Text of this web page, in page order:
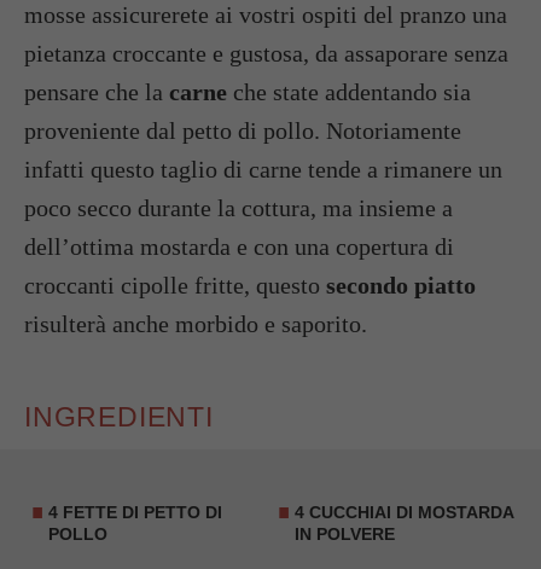
mosse assicurerete ai vostri ospiti del pranzo una
pietanza croccante e gustosa, da assaporare senza
pensare che la carne che state addentando sia
proveniente dal petto di pollo. Notoriamente
infatti questo taglio di carne tende a rimanere un
poco secco durante la cottura, ma insieme a
dell’ottima mostarda e con una copertura di
croccanti cipolle fritte, questo secondo piatto
risulterà anche morbido e saporito.
INGREDIENTI
4 FETTE DI PETTO DI
POLLO
4 CUCCHIAI DI MOSTARDA
IN POLVERE